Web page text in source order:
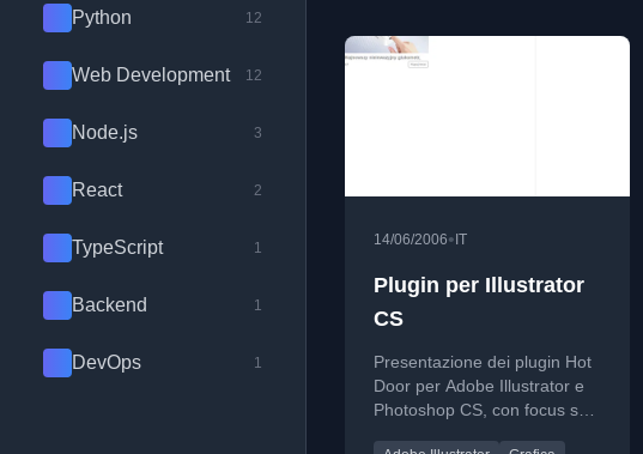
Python 12
Web Development 12
Node.js 3
React 2
TypeScript 1
Backend 1
DevOps 1
14/06/2006• IT
Plugin per Illustrator
CS
Presentazione dei plugin Hot
Door per Adobe Illustrator e
Photoshop CS, con focus su